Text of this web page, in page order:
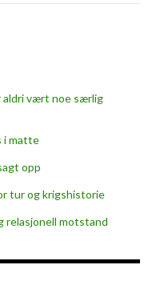
aldri vært noe særlig
i matte
opp
tur og krigshistorie
relasjonell motstand